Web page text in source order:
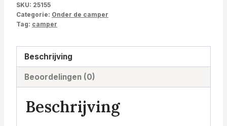
SKU: 25155
Categorie: Onder de camper
Tag: camper
Beschrijving
Beoordelingen (0)
Beschrijving